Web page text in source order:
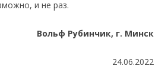
и не раз.
Вольф Рубинчик, г. Минск
24.06.2022